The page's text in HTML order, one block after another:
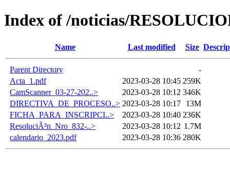
Index of /noticias/
Name Last modified Size
Parent Directory
-
Acta_1.pdf
2023-03-28 10:45 259K
CamScanner_03-27-202..>
2023-03-28 10:12 346K
DIRECTIVA_DE_PROCESO..> 2023-03-28 10:17
13M
FICHA_PARA_INSCRIPCI..>
2023-03-28 10:40 236K
ResoluciÃ³n_Nro_832-..>
2023-03-28 10:12 1.7M
calendario_2023.pdf
2023-03-28 10:36 280K